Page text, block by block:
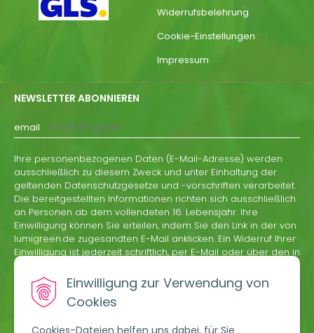
Einwilligung zur Verwendung von
Cookies
Cookies-Dateien helfen uns dabei, für Sie
Widerrufsbelehrung
Cookie-Einstellungen
Impressum
NEWSLETTER ABONNIEREN
email
Ihre personenbezogenen Daten (E-Mail-Adresse) werden
ausschließlich zu diesem Zweck und unter Einhaltung der
geltenden Datenschutzgesetze und -vorschriften verarbeitet.
Die bereitgestellten Informationen richten sich ausschließlich
an Personen ab dem vollendeten 16. Lebensjahr. Ihre
Einwilligung können Sie erteilen, indem Sie den Link in der von
lumigreen.de zugesandten E-Mail anklicken. Ein Widerruf Ihrer
Einwilligung ist jederzeit schriftlich, per E-Mail oder über den in
jeder Informations-E-Mail von lumigreen.de enthaltenen
Abmeldelink möglich.